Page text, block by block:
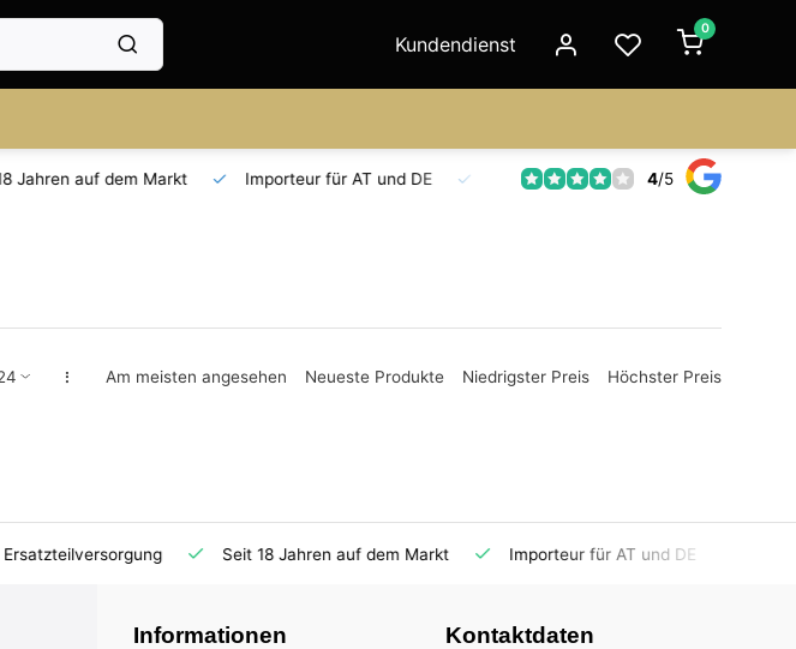
Kundendienst
0
Importeur für AT und DE Fahrzeuge auf Lager Ersatzteilversorgung Seit 18
4/5
Am meisten angesehen Neueste Produkte Niedrigster Preis Höchster Preis
Seit 18 Jahren auf dem Markt Importeur für AT und DE Fahrzeuge auf Lager
Informationen Kontaktdaten